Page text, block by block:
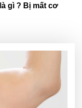
gì ? Bị mất cơ